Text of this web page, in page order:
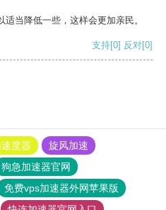
当降低一些，这样会更加亲民。
支持[0] 反对[0]
度器
旋风加速
狗急加速器官网
免费vps加速器外网苹果版